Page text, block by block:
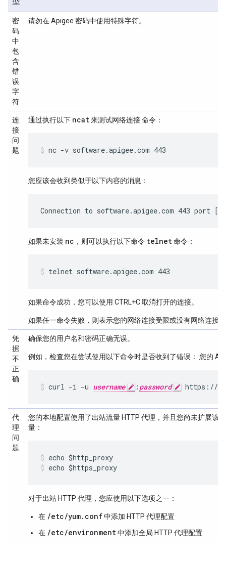
密
码
中
包
含
错
误
字
符
请勿在 Apigee 密码中使用特殊字符。
连
接
问
题
通过执行以下 ncat来测试网络连接 命令：
nc -v software.apigee.com 443
您应该会收到类似于以下内容的消息：
Connection to software.apigee.com 443 port
如果未安装 nc ，则可以执行以下命令 telnet命令：
telnet software.apigee.com 443
如果命令成功，您可以使用 CTRL+C 取消打开的连接。
如果任一命令失败，则表示您的网络连接受限或没有网络连接
凭
据
不
正
确
确保您的用户名和密码正确无误。
例如，检查您在尝试使用以下命令时是否收到了错误： 您的
curl -i -u username : password https://
代
理
问
题
您的本地配置使用了出站流量 HTTP 代理，并且您尚未扩展该
量：
echo $https_proxy
对于出站 HTTP 代理，您应使用以下选项之一：
在 /etc/yum.conf中添加 HTTP 代理配置
在 /etc/environment中添加全局 HTTP 代理配置